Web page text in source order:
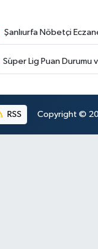
Şanlıurfa Nöbetçi
Süper Lig Puan Durumu
RSS Copyright ©